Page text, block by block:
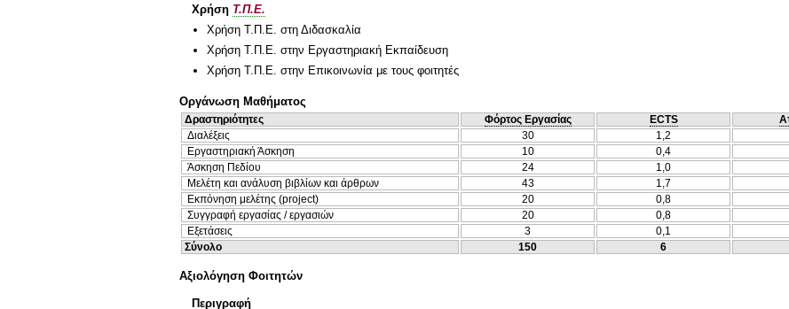
Χρήση Τ.Π.Ε.
Χρήση Τ.Π.Ε. στη Διδασκαλία
Χρήση Τ.Π.Ε. στην Εργαστηριακή Εκπαίδευση
Χρήση Τ.Π.Ε. στην Επικοινωνία με τους φοιτητές
Οργάνωση Μαθήματος
Δραστηριότητες Φόρτος Εργασίας ECTS
Διαλέξεις
30 1,2
Εργαστηριακή Άσκηση
10 0,4
Άσκηση Πεδίου
24 1,0
Μελέτη και ανάλυση βιβλίων και άρθρων
43
1,7
Εκπόνηση μελέτης (project)
20
0,8
Συγγραφή εργασίας / εργασιών
20
0,8
Εξετάσεις
3
0,1
Σύνολο
150 6
Αξιολόγηση Φοιτητών
Περιγραφή